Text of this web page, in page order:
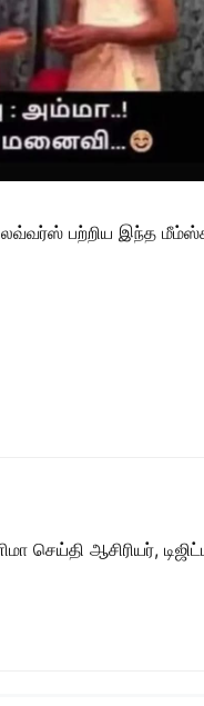
பற்றிய இந்த
செய்தி ஆசிரியர்,